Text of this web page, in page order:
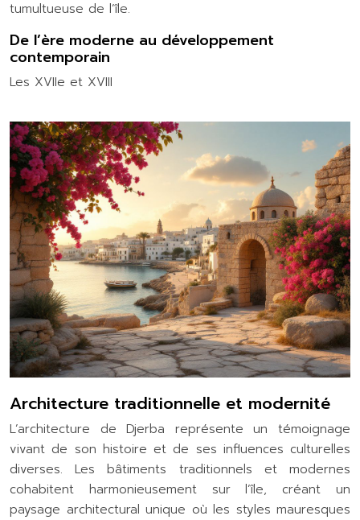
tumultueuse de l’île.
De l’ère moderne au développement
contemporain
Les XVIIe et XVIII
Architecture traditionnelle et modernité
L’architecture de Djerba représente un témoignage
vivant de son histoire et de ses influences culturelles
diverses. Les bâtiments traditionnels et modernes
cohabitent harmonieusement sur l’île, créant un
paysage architectural unique où les styles mauresques